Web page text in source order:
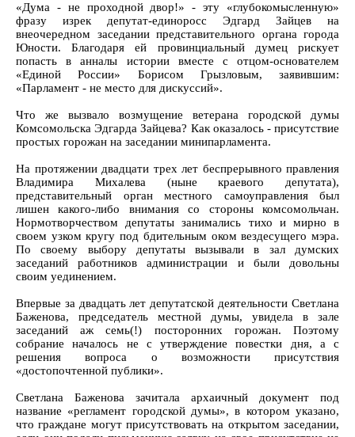
«Дума - не проходной двор!» - эту «глубокомысленную»
фразу изрек депутат-единоросс Эдгард Зайцев на
внеочередном заседании представительного органа города
Юности. Благодаря ей провинциальный думец рискует
попасть в анналы истории вместе с отцом-основателем
«Единой России» Борисом Грызловым, заявившим:
«Парламент - не место для дискуссий».
Что же вызвало возмущение ветерана городской думы
Комсомольска Эдгарда Зайцева? Как оказалось - присутствие
простых горожан на заседании минипарламента.
На протяжении двадцати трех лет беспрерывного правления
Владимира Михалева (ныне краевого депутата),
представительный орган местного самоуправления был
лишен какого-либо внимания со стороны комсомольчан.
Нормотворчеством депутаты занимались тихо и мирно в
своем узком кругу под бдительным оком вездесущего мэра.
По своему выбору депутаты вызывали в зал думских
заседаний работников администрации и были довольны
своим уединением.
Впервые за двадцать лет депутатской деятельности Светлана
Баженова, председатель местной думы, увидела в зале
заседаний аж семь(!) посторонних горожан. Поэтому
собрание началось не с утверждение повестки дня, а с
решения вопроса о возможности присутствия
«достопочтенной публики».
Светлана Баженова зачитала архаичный документ под
название «регламент городской думы», в котором указано,
что граждане могут присутствовать на открытом заседании,